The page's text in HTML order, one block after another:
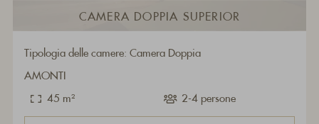
CAMERA DOPPIA SUPERIOR
Tipologia delle camere: Camera Doppia
AMONTI
45 m² 2-4 persone